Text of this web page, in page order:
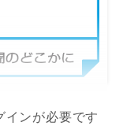
インが必要です